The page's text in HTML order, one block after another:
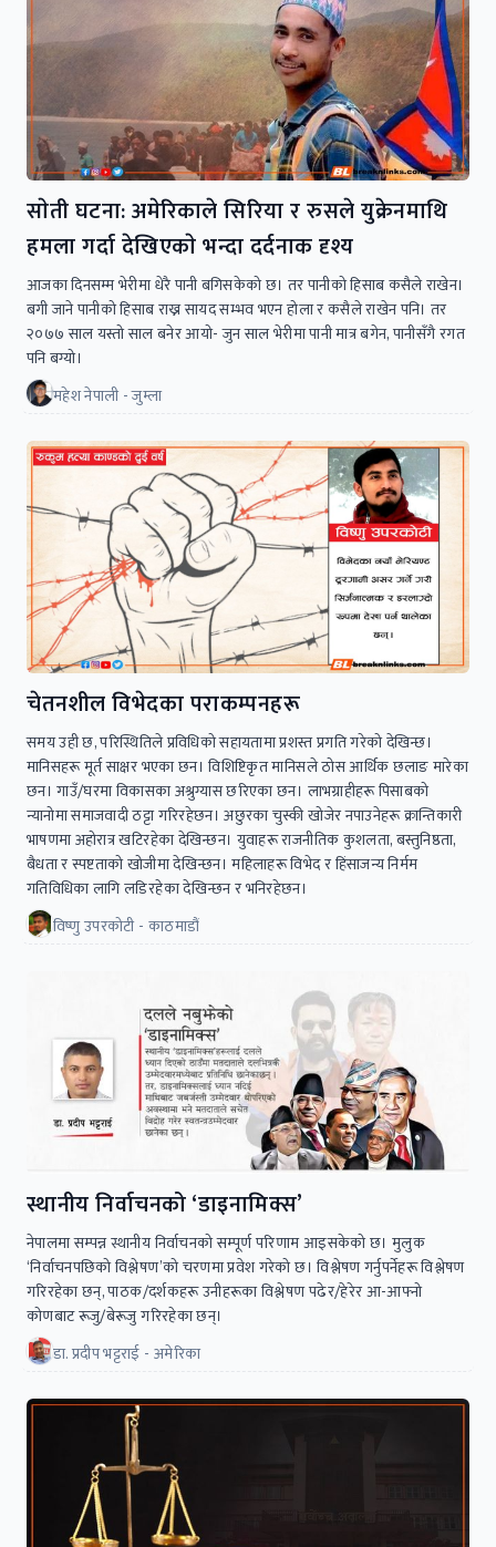
साेती घटना: अमेरिकाले सिरिया र रुसले युक्रेनमाथि
हमला गर्दा देखिएकाे भन्दा दर्दनाक दृश्य
आजका दिनसम्म भेरीमा धेरै पानी बगिसकेको छ। तर पानीको हिसाब कसैले राखेन।
बगी जाने पानीको हिसाब राख्न सायद सम्भव भएन होला र कसैले राखेन पनि। तर
२०७७ साल यस्तो साल बनेर आयो- जुन साल भेरीमा पानी मात्र बगेन, पानीसँगै रगत
पनि बग्यो।
महेश नेपाली - जुम्ला
चेतनशील विभेदका पराकम्पनहरू
समय उही छ, परिस्थितिले प्रविधिको सहायतामा प्रशस्त प्रगति गरेको देखिन्छ।
मानिसहरू मूर्त साक्षर भएका छन। विशिष्टिकृत मानिसले ठोस आर्थिक छलाङ मारेका
छन। गाउँ/घरमा विकासका अश्रुग्यास छरिएका छन। लाभग्राहीहरू पिसाबको
न्यानोमा समाजवादी ठट्टा गरिरहेछन। अछुरका चुस्की खोजेर नपाउनेहरू क्रान्तिकारी
भाषणमा अहोरात्र खटिरहेका देखिन्छन। युवाहरू राजनीतिक कुशलता, बस्तुनिष्ठता,
बैधता र स्पष्टताको खोजीमा देखिन्छन। महिलाहरू विभेद र हिंसाजन्य निर्मम
गतिविधिका लागि लडिरहेका देखिन्छन र भनिरहेछन।
विष्णु उपरकोटी - काठमाडौं
स्थानीय निर्वाचनको ‘डाइनामिक्स’
नेपालमा सम्पन्न स्थानीय निर्वाचनको सम्पूर्ण परिणाम आइसकेको छ। मुलुक
‘निर्वाचनपछिको विश्लेषण’को चरणमा प्रवेश गरेको छ। विश्लेषण गर्नुपर्नेहरू विश्लेषण
गरिरहेका छन्, पाठक/दर्शकहरू उनीहरूका विश्लेषण पढेर/हेरेर आ-आफ्नो
कोणबाट रूजु/बेरूजु गरिरहेका छन्।
डा. प्रदीप भट्टराई - अमेरिका